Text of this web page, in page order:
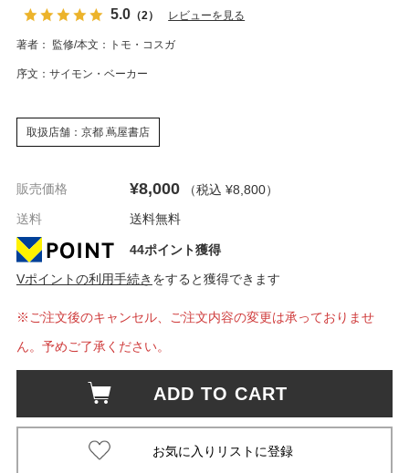
5.0 （2） レビューを見る
著者： 監修/本文：トモ・コスガ
序文：サイモン・ベーカー
取扱店舗：京都 蔦屋書店
販売価格 ¥8,000 （税込 ¥8,800）
送料
送料無料
44ポイント獲得
Vポイントの利用手続き をすると獲得できます
※ご注文後のキャンセル、ご注文内容の変更は承っておりませ
ん。予めご了承ください。
ADD TO CART